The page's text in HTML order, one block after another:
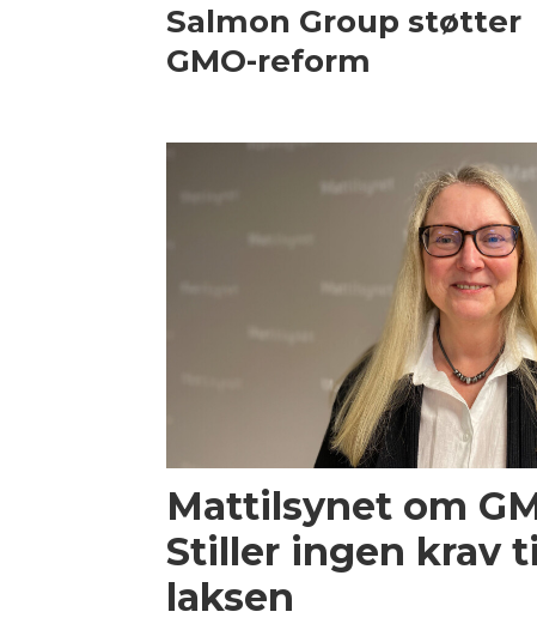
Salmon Group støtter
GMO-reform
Mattilsynet om
Stiller ingen krav
laksen